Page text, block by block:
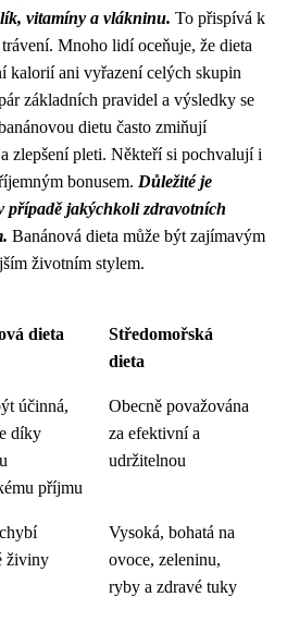
vitamíny a vlákninu. To přispívá k
Mnoho lidí oceňuje, že dieta
kalorií ani vyřazení celých skupin
základních pravidel a výsledky se
dietu často zmiňují
zlepšení pleti. Někteří si pochvalují i
bonusem. Důležité je
případě jakýchkoli zdravotních
Banánová dieta může být zajímavým
životním stylem.
dieta
Středomořská
dieta
účinná,
díky
příjmu
Obecně považována
za efektivní a
udržitelnou
živiny
Vysoká, bohatá na
ovoce, zeleninu,
ryby a zdravé tuky